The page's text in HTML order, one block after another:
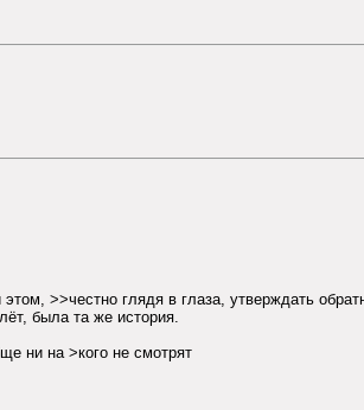
>>честно глядя в глаза, утверждать
была та же история.
ни на >кого не смотрят